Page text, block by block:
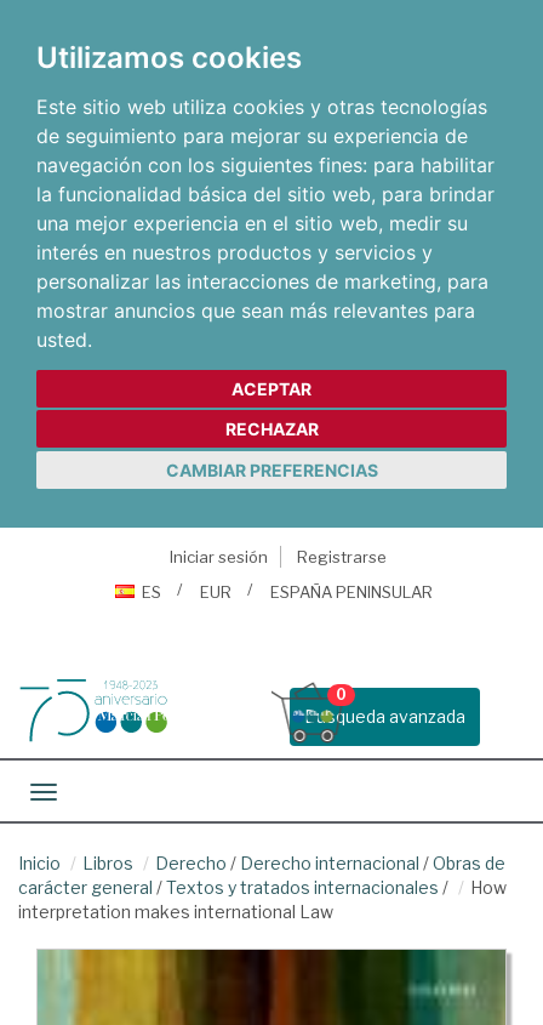
Utilizamos cookies
Este sitio web utiliza cookies y otras tecnologías
de seguimiento para mejorar su experiencia de
navegación con los siguientes fines: para habilitar
la funcionalidad básica del sitio web, para brindar
una mejor experiencia en el sitio web, medir su
interés en nuestros productos y servicios y
personalizar las interacciones de marketing, para
mostrar anuncios que sean más relevantes para
usted.
ACEPTAR
RECHAZAR
CAMBIAR PREFERENCIAS
Iniciar sesión
Registrarse
ES
EUR ESPAÑA PENINSULAR
Busqueda avanzada
0
Toggle navigation
Inicio Libros Derecho / Derecho internacional /Obras de
carácter general /Textos y tratados internacionales /
How
interpretation makes international Law